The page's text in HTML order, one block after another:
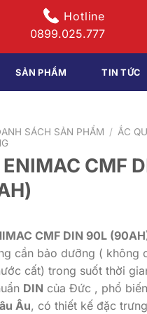
Hotline
0899.025.777
SẢN PHẨM TIN TỨC
SÁCH SẢN PHẨM / ẮC
CMF
CMF DIN 90L
cần bảo dưỡng ( không
cất) trong suốt thời
DIN của Đức , phổ
Âu, có thiết kế đặc